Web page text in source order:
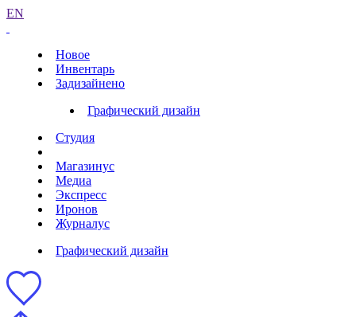
EN
Новое
Инвентарь
Задизайнено
Графический дизайн
Студия
Магазинус
Медиа
Экспресс
Иронов
Журналус
Графический дизайн